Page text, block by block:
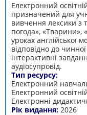
Електронний
призначений для
вивчення лексики з
погода», «Тварини»,
уроках англійської
відповідно до
інтерактивні
аудіосупровід.
Тип ресурсу:
Електронний
Електронний
Електронні
Рік видання: 2026